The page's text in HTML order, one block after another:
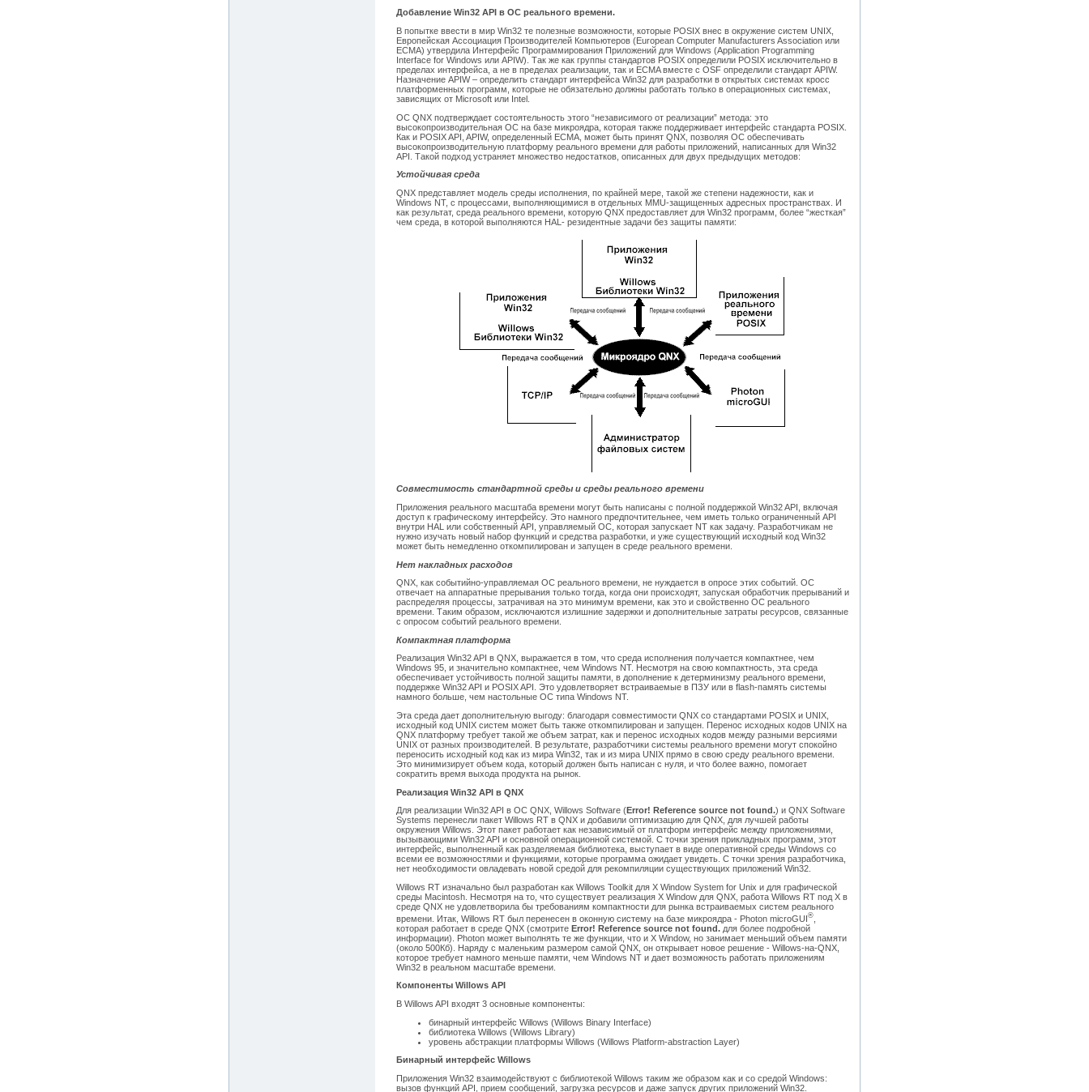
Добавление Win32 API в ОС реального времени.
В попытке ввести в мир Win32 те полезные возможности, которые POSIX внес в окружение систем UNIX,
Европейская Ассоциация Производителей Компьютеров (European Computer Manufacturers Association или
ECMA) утвердила Интерфейс Программирования Приложений для Windows (Application Programming
Interface for Windows или APIW). Так же как группы стандартов POSIX определили POSIX исключительно в
пределах интерфейса, а не в пределах реализации, так и ECMA вместе с OSF определили стандарт APIW.
Назначение APIW – определить стандарт интерфейса Win32 для разработки в открытых системах кросс
платформенных программ, которые не обязательно должны работать только в операционных системах,
зависящих от Microsoft или Intel.
ОС QNX подтверждает состоятельность этого “независимого от реализации” метода: это
высокопроизводительная ОС на базе микроядра, которая также поддерживает интерфейс стандарта POSIX.
Как и POSIX API, APIW, определенный ECMA, может быть принят QNX, позволяя ОС обеспечивать
высокопроизводительную платформу реального времени для работы приложений, написанных для Win32
API. Такой подход устраняет множество недостатков, описанных для двух предыдущих методов:
Устойчивая среда
QNX представляет модель среды исполнения, по крайней мере, такой же степени надежности, как и
Windows NT, с процессами, выполняющимися в отдельных MMU-защищенных адресных пространствах. И
как результат, среда реального времени, которую QNX предоставляет для Win32 программ, более “жесткая”
чем среда, в которой выполняются HAL- резидентные задачи без защиты памяти:
Совместимость стандартной среды и среды реального времени
Приложения реального масштаба времени могут быть написаны с полной поддержкой Win32 API, включая
доступ к графическому интерфейсу. Это намного предпочтительнее, чем иметь только ограниченный API
внутри HAL или собственный API, управляемый ОС, которая запускает NT как задачу. Разработчикам не
нужно изучать новый набор функций и средства разработки, и уже существующий исходный код Win32
может быть немедленно откомпилирован и запущен в среде реального времени.
Нет накладных расходов
QNX, как событийно-управляемая ОС реального времени, не нуждается в опросе этих событий. ОС
отвечает на аппаратные прерывания только тогда, когда они происходят, запуская обработчик прерываний и
распределяя процессы, затрачивая на это минимум времени, как это и свойственно ОС реального
времени. Таким образом, исключаются излишние задержки и дополнительные затраты ресурсов, связанные
с опросом событий реального времени.
Компактная платформа
Реализация Win32 API в QNX, выражается в том, что среда исполнения получается компактнее, чем
Windows 95, и значительно компактнее, чем Windows NT. Несмотря на свою компактность, эта среда
обеспечивает устойчивость полной защиты памяти, в дополнение к детерминизму реального времени,
поддержке Win32 API и POSIX API. Это удовлетворяет встраиваемые в ПЗУ или в flash-память системы
намного больше, чем настольные ОС типа Windows NT.
Эта среда дает дополнительную выгоду: благодаря совместимости QNX со стандартами POSIX и UNIX,
исходный код UNIX систем может быть также откомпилирован и запущен. Перенос исходных кодов UNIX на
QNX платформу требует такой же объем затрат, как и перенос исходных кодов между разными версиями
UNIX от разных производителей. В результате, разработчики системы реального времени могут спокойно
переносить исходный код как из мира Win32, так и из мира UNIX прямо в свою среду реального времени.
Это минимизирует объем кода, который должен быть написан с нуля, и что более важно, помогает
сократить время выхода продукта на рынок.
Реализация Win32 API в QNX
Для реализации Win32 API в ОС QNX, Willows Software (Error! Reference source not found.) и QNX Software
Systems перенесли пакет Willows RT в QNX и добавили оптимизацию для QNX, для лучшей работы
окружения Willows. Этот пакет работает как независимый от платформ интерфейс между приложениями,
вызывающими Win32 API и основной операционной системой. С точки зрения прикладных программ, этот
интерфейс, выполненный как разделяемая библиотека, выступает в виде оперативной среды Windows со
всеми ее возможностями и функциями, которые программа ожидает увидеть. С точки зрения разработчика,
нет необходимости овладевать новой средой для рекомпиляции существующих приложений Win32.
Willows RT изначально был разработан как Willows Toolkit для X Window System for Unix и для графической
среды Macintosh. Несмотря на то, что существует реализация X Window для QNX, работа Willows RT под X в
среде QNX не удовлетворила бы требованиям компактности для рынка встраиваемых систем реального
времени. Итак, Willows RT был перенесен в оконную систему на базе микроядра - Photon microGUI®
которая работает в среде QNX (смотрите Error! Reference source not found. для более подробной
информации). Photon может выполнять те же функции, что и X Window, но занимает меньший объем памяти
(около 500Кб). Наряду с маленьким размером самой QNX, он открывает новое решение - Willows-на-QNX,
которое требует намного меньше памяти, чем Windows NT и дает возможность работать приложениям
Win32 в реальном масштабе времени.
Компоненты Willows API
В Willows API входят 3 основные компоненты:
бинарный интерфейс Willows (Willows Binary Interface)
библиотека Willows (Willows Library)
уровень абстракции платформы Willows (Willows Platform-abstraction Layer)
Бинарный интерфейс Willows
Приложения Win32 взаимодействуют с библиотекой Willows таким же образом как и со средой Windows:
вызов функций API, прием сообщений, загрузка ресурсов и даже запуск других приложений Win32.